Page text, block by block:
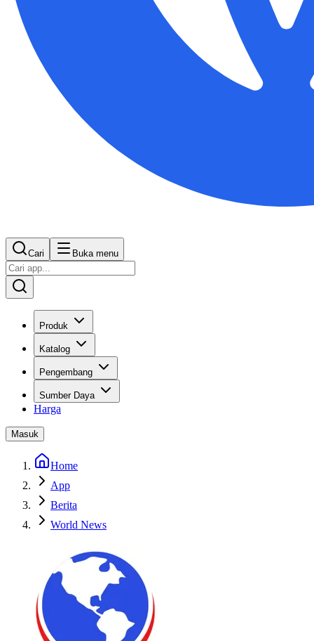
Cari Buka menu
Produk
Katalog
Pengembang
Sumber Daya
Harga
Masuk
Home
App
Berita
World News